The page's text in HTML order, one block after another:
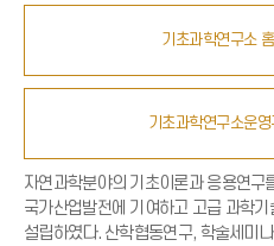
기초과학연구소
기초과학연구소운
자연과학분야의 기초이론과 응용연구
국가산업발전에 기여하고 고급 과학
설립하였다. 산학협동연구, 학술세미